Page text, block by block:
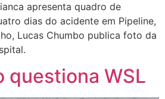
apresenta quadro de
dias do acidente em Pipeline,
Lucas Chumbo publica foto da
questiona WSL